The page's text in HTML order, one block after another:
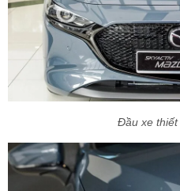
Đầu xe thiết